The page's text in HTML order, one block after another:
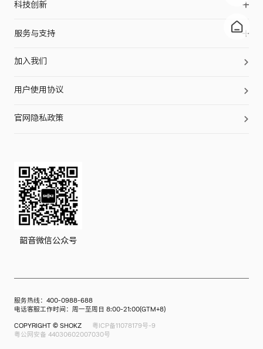
OpenDots Air
OpenFit Pro
OpenFit 2
OpenFit
OpenRun Pro 2 EK联名款
OpenRun Pro
OpenRun Air
OpenMove
品牌伙伴
品牌动态
科技创新
服务与支持
门店查询
加入我们
用户使用协议
官网隐私政策
韶音微信公众号
服务热线：400-0988-688
电话客服工作时间：周一至周日 8:00-21:00(GTM+8)
COPYRIGHT © SHOKZ
粤ICP备11078179号-9
粤公网安备 44030602007030号